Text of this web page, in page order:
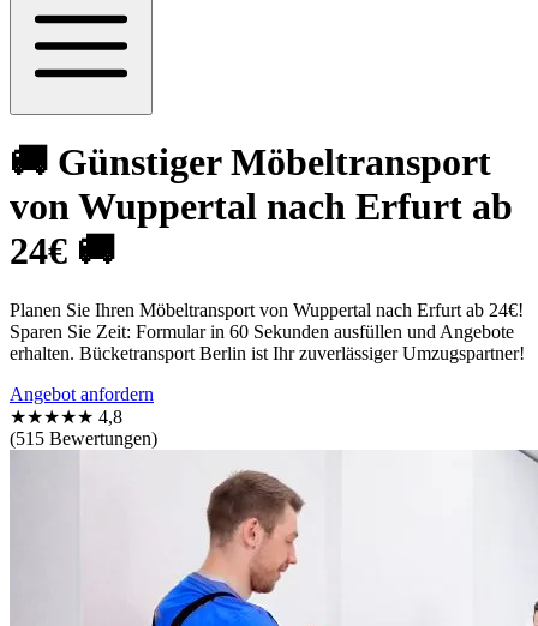
🚚 Günstiger Möbeltransport
von Wuppertal nach Erfurt ab
24€ 🚚
Planen Sie Ihren Möbeltransport von Wuppertal nach Erfurt ab 24€!
Sparen Sie Zeit: Formular in 60 Sekunden ausfüllen und Angebote
erhalten. Bücketransport Berlin ist Ihr zuverlässiger Umzugspartner!
Angebot anfordern
★★★★★ 4,8
(515 Bewertungen)